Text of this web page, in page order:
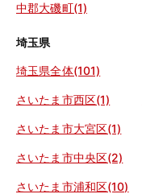
中郡大磯町(1)
埼玉県
埼玉県全体(101)
さいたま市西区(1)
さいたま市大宮区(1)
さいたま市中央区(2)
さいたま市浦和区(10)